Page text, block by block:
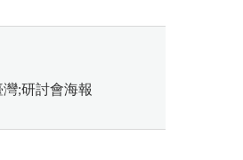
;研討會海報